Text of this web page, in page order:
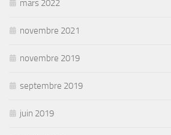
mars 2022
novembre 2021
novembre 2019
septembre 2019
juin 2019